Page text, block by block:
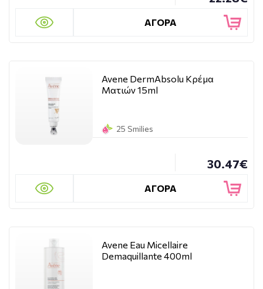
ΑΓΟΡΑ
Avene DermAbsolu Κρέμα
Ματιών 15ml
25 Smilies
30.47€
ΑΓΟΡΑ
Avene Eau Micellaire
Demaquillante 400ml